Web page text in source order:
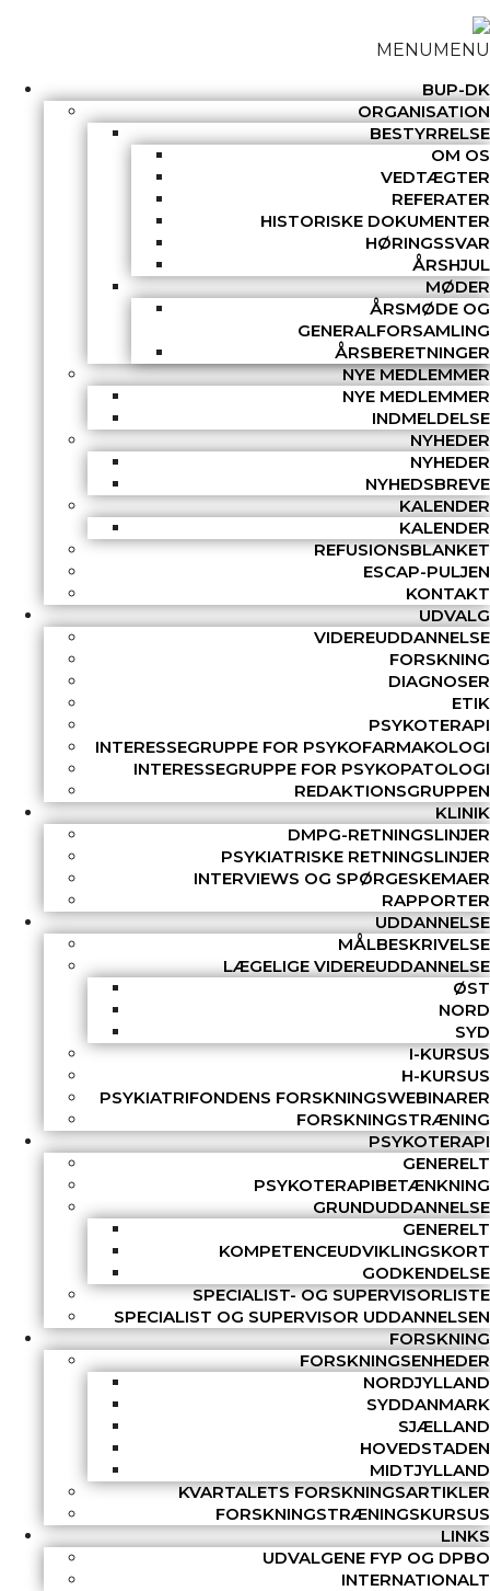
MENUMENU
BUP-DK
ORGANISATION
BESTYRRELSE
OM OS
VEDTÆGTER
REFERATER
HISTORISKE DOKUMENTER
HØRINGSSVAR
ÅRSHJUL
MØDER
ÅRSMØDE OG
GENERALFORSAMLING
ÅRSBERETNINGER
NYE MEDLEMMER
NYE MEDLEMMER
INDMELDELSE
NYHEDER
NYHEDER
NYHEDSBREVE
KALENDER
KALENDER
REFUSIONSBLANKET
ESCAP-PULJEN
KONTAKT
UDVALG
VIDEREUDDANNELSE
FORSKNING
DIAGNOSER
ETIK
PSYKOTERAPI
INTERESSEGRUPPE FOR PSYKOFARMAKOLOGI
INTERESSEGRUPPE FOR PSYKOPATOLOGI
REDAKTIONSGRUPPEN
KLINIK
DMPG-RETNINGSLINJER
PSYKIATRISKE RETNINGSLINJER
INTERVIEWS OG SPØRGESKEMAER
RAPPORTER
UDDANNELSE
MÅLBESKRIVELSE
LÆGELIGE VIDEREUDDANNELSE
ØST
NORD
SYD
I-KURSUS
H-KURSUS
PSYKIATRIFONDENS FORSKNINGSWEBINARER
FORSKNINGSTRÆNING
PSYKOTERAPI
GENERELT
PSYKOTERAPIBETÆNKNING
GRUNDUDDANNELSE
GENERELT
KOMPETENCEUDVIKLINGSKORT
GODKENDELSE
SPECIALIST- OG SUPERVISORLISTE
SPECIALIST OG SUPERVISOR UDDANNELSEN
FORSKNING
FORSKNINGSENHEDER
NORDJYLLAND
SYDDANMARK
SJÆLLAND
HOVEDSTADEN
MIDTJYLLAND
KVARTALETS FORSKNINGSARTIKLER
FORSKNINGSTRÆNINGSKURSUS
LINKS
UDVALGENE FYP OG DPBO
INTERNATIONALT